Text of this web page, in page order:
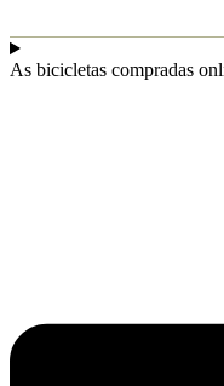
As bicicletas compradas